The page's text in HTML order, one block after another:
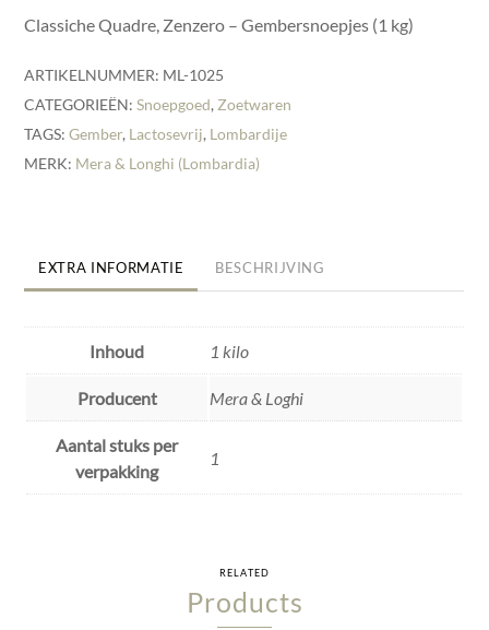
Classiche Quadre, Zenzero – Gembersnoepjes (1 kg)
ARTIKELNUMMER: ML-1025
CATEGORIEËN:Snoepgoed, Zoetwaren
TAGS:Gember, Lactosevrij, Lombardije
MERK: Mera & Longhi (Lombardia)
EXTRA INFORMATIE BESCHRIJVING
Inhoud 1 kilo
Producent Mera & Loghi
Aantal stuks per
verpakking
1
RELATED
Products